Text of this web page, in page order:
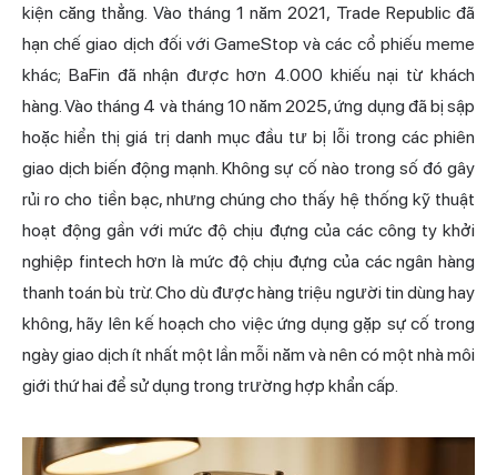
kiện căng thẳng. Vào tháng 1 năm 2021, Trade Republic đã
hạn chế giao dịch đối với GameStop và các cổ phiếu meme
khác; BaFin đã nhận được hơn 4.000 khiếu nại từ khách
hàng. Vào tháng 4 và tháng 10 năm 2025, ứng dụng đã bị sập
hoặc hiển thị giá trị danh mục đầu tư bị lỗi trong các phiên
giao dịch biến động mạnh. Không sự cố nào trong số đó gây
rủi ro cho tiền bạc, nhưng chúng cho thấy hệ thống kỹ thuật
hoạt động gần với mức độ chịu đựng của các công ty khởi
nghiệp fintech hơn là mức độ chịu đựng của các ngân hàng
thanh toán bù trừ. Cho dù được hàng triệu người tin dùng hay
không, hãy lên kế hoạch cho việc ứng dụng gặp sự cố trong
ngày giao dịch ít nhất một lần mỗi năm và nên có một nhà môi
giới thứ hai để sử dụng trong trường hợp khẩn cấp.